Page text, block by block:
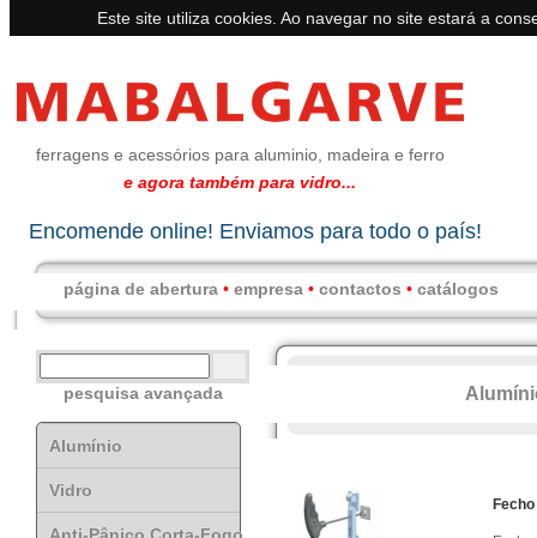
Este site utiliza cookies. Ao navegar no site estará a
ferragens e acessórios para aluminio, madeira e ferro
e agora também para vidro...
Encomende online! Enviamos para todo o país!
página de abertura • empresa • contactos • catálogos
pesquisa avançada
Alumínio
Vidro